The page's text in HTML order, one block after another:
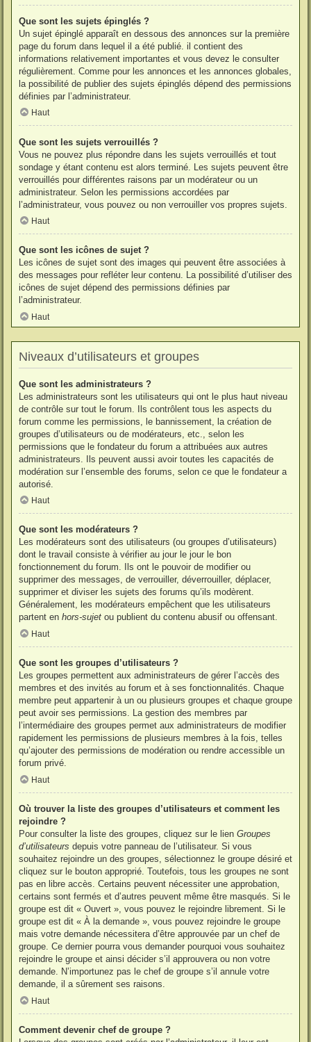
Que sont les sujets épinglés ?
Un sujet épinglé apparaît en dessous des annonces sur la première
page du forum dans lequel il a été publié. il contient des
informations relativement importantes et vous devez le consulter
régulièrement. Comme pour les annonces et les annonces globales,
la possibilité de publier des sujets épinglés dépend des permissions
définies par l’administrateur.
Haut
Que sont les sujets verrouillés ?
Vous ne pouvez plus répondre dans les sujets verrouillés et tout
sondage y étant contenu est alors terminé. Les sujets peuvent être
verrouillés pour différentes raisons par un modérateur ou un
administrateur. Selon les permissions accordées par
l’administrateur, vous pouvez ou non verrouiller vos propres sujets.
Haut
Que sont les icônes de sujet ?
Les icônes de sujet sont des images qui peuvent être associées à
des messages pour refléter leur contenu. La possibilité d’utiliser des
icônes de sujet dépend des permissions définies par
l’administrateur.
Haut
Niveaux d’utilisateurs et groupes
Que sont les administrateurs ?
Les administrateurs sont les utilisateurs qui ont le plus haut niveau
de contrôle sur tout le forum. Ils contrôlent tous les aspects du
forum comme les permissions, le bannissement, la création de
groupes d’utilisateurs ou de modérateurs, etc., selon les
permissions que le fondateur du forum a attribuées aux autres
administrateurs. Ils peuvent aussi avoir toutes les capacités de
modération sur l’ensemble des forums, selon ce que le fondateur a
autorisé.
Haut
Que sont les modérateurs ?
Les modérateurs sont des utilisateurs (ou groupes d’utilisateurs)
dont le travail consiste à vérifier au jour le jour le bon
fonctionnement du forum. Ils ont le pouvoir de modifier ou
supprimer des messages, de verrouiller, déverrouiller, déplacer,
supprimer et diviser les sujets des forums qu’ils modèrent.
Généralement, les modérateurs empêchent que les utilisateurs
partent en hors-sujet ou publient du contenu abusif ou offensant.
Haut
Que sont les groupes d’utilisateurs ?
Les groupes permettent aux administrateurs de gérer l’accès des
membres et des invités au forum et à ses fonctionnalités. Chaque
membre peut appartenir à un ou plusieurs groupes et chaque groupe
peut avoir ses permissions. La gestion des membres par
l’intermédiaire des groupes permet aux administrateurs de modifier
rapidement les permissions de plusieurs membres à la fois, telles
qu’ajouter des permissions de modération ou rendre accessible un
forum privé.
Haut
Où trouver la liste des groupes d’utilisateurs et comment les
rejoindre ?
Pour consulter la liste des groupes, cliquez sur le lien Groupes
d’utilisateurs depuis votre panneau de l’utilisateur. Si vous
souhaitez rejoindre un des groupes, sélectionnez le groupe désiré et
cliquez sur le bouton approprié. Toutefois, tous les groupes ne sont
pas en libre accès. Certains peuvent nécessiter une approbation,
certains sont fermés et d’autres peuvent même être masqués. Si le
groupe est dit « Ouvert », vous pouvez le rejoindre librement. Si le
groupe est dit « À la demande », vous pouvez rejoindre le groupe
mais votre demande nécessitera d’être approuvée par un chef de
groupe. Ce dernier pourra vous demander pourquoi vous souhaitez
rejoindre le groupe et ainsi décider s’il approuvera ou non votre
demande. N’importunez pas le chef de groupe s’il annule votre
demande, il a sûrement ses raisons.
Haut
Comment devenir chef de groupe ?